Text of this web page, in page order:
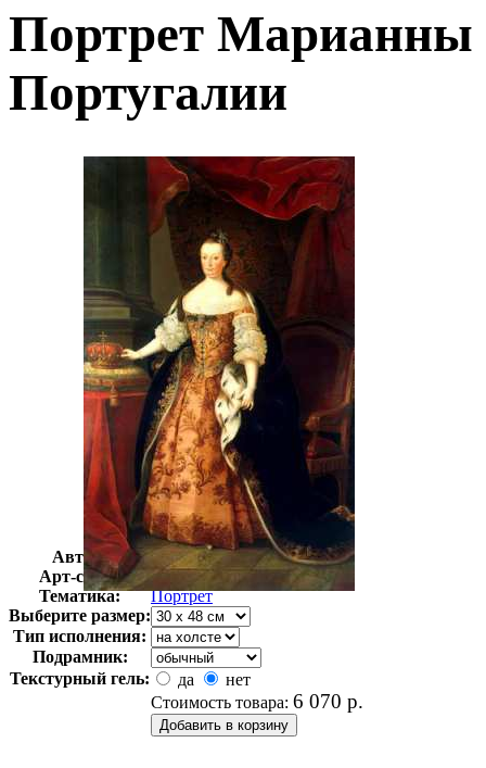
Портрет Марианны
Португалии
Автор:
Амарал Мигел
Арт-стиль
Классицизм
Тематика:
Портрет
Выберите размер:
Тип исполнения:
Подрамник:
Текстурный гель:
да
нет
Стоимость товара: 6 070 р.